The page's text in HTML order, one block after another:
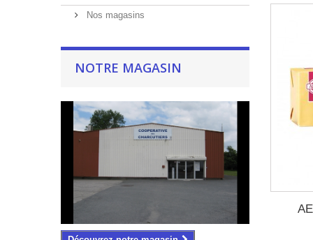
Nos magasins
NOTRE MAGASIN